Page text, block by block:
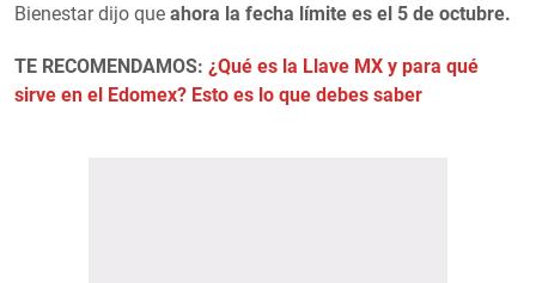
Bienestar dijo que ahora la fecha límite es el 5 de octubre.
TE RECOMENDAMOS: ¿Qué es la Llave MX y para qué
sirve en el Edomex? Esto es lo que debes saber